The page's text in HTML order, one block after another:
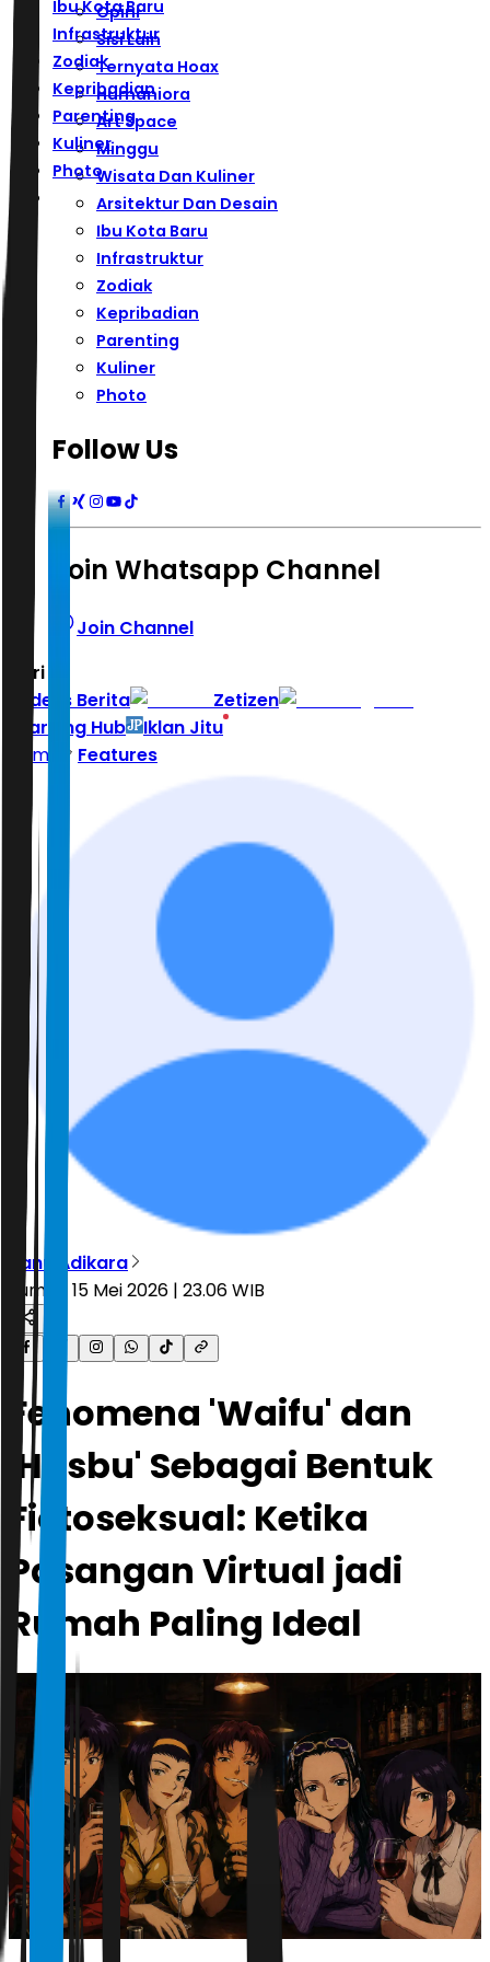
Ibu Kota Baru
Infrastruktur
Zodiak
Kepribadian
Parenting
Kuliner
Photo
Opini
Sisi Lain
Ternyata Hoax
Humaniora
Art Space
Minggu
Wisata Dan Kuliner
Arsitektur Dan Desain
Ibu Kota Baru
Infrastruktur
Zodiak
Kepribadian
Parenting
Kuliner
Photo
Follow Us
Join Whatsapp Channel
Join Channel
Hari ini
Indeks Berita
Zetizen
Learning Hub
Iklan Jitu
Home
Features
Banu Adikara
Jumat, 15 Mei 2026 | 23.06 WIB
Fenomena 'Waifu' dan
'Husbu' Sebagai Bentuk
Fictoseksual: Ketika
Pasangan Virtual jadi
Rumah Paling Ideal